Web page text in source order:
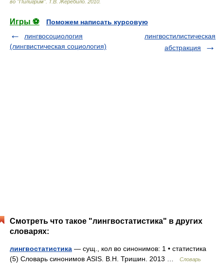
во "Пилигрим". Т.В. Жеребило 2010
Игры ⚽
Поможем написать курсовую
лингвосоциология
(лингвистическая социология)
лингвостилистическая
абстракция
Смотреть что такое "лингвостатистика" в других
словарях:
лингвостатистика — сущ., кол во синонимов: 1 • статистика
(5) Словарь синонимов ASIS. В.Н. Тришин. 2013 …
Словарь